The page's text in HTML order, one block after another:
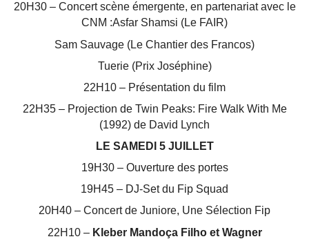
20H30 – Concert scène émergente, en partenariat avec le
CNM :Asfar Shamsi (Le FAIR)
Sam Sauvage (Le Chantier des Francos)
Tuerie (Prix Joséphine)
22H10 – Présentation du film
22H35 – Projection de Twin Peaks: Fire Walk With Me
(1992) de David Lynch
LE SAMEDI 5 JUILLET
19H30 – Ouverture des portes
19H45 – DJ-Set du Fip Squad
20H40 – Concert de Juniore, Une Sélection Fip
22H10 – Kleber Mandoça Filho et Wagner